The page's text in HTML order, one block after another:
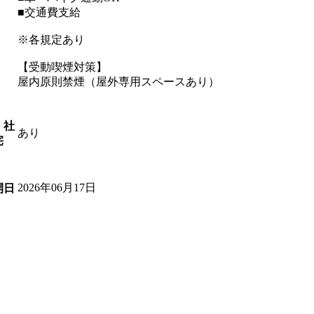
■交通費支給
※各規定あり
【受動喫煙対策】
屋内原則禁煙（屋外専用スペースあり）
社
あり
2026年06月17日